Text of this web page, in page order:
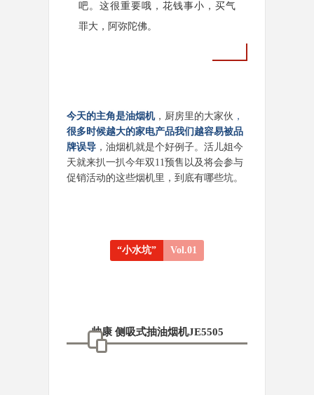
吧。这很重要哦，花钱事小，买气
罪大，阿弥陀佛。
今天的主角是油烟机，厨房里的大家伙 ，
很多时候越大的家电产品我们越容易被品
牌误导，油烟机就是个好例子。活儿姐今
天就来扒一扒今年双11预售以及将会参与
促销活动的这些烟机里，到底有哪些坑。
“小水坑” Vol.01
帅康 侧吸式抽油烟机JE5505